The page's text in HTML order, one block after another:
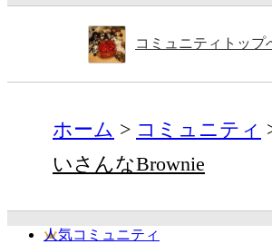
コミュニティトップ
ホーム コミュニティ
いさんなBrownie
人気コミュニティ